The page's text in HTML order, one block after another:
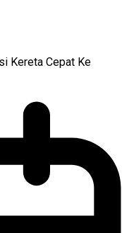
Kereta Cepat Ke